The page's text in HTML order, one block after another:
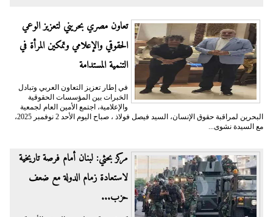
تعاون مصري بحريني لتعزيز الوعي
الحقوقي والإعلامي وتمكين المرأة في
التنمية المستدامة
في إطار تعزيز التعاون العربي وتبادل
الخبرات بين المؤسسات الحقوقية
والإعلامية، اجتمع الأمين العام لجمعية
البحرين لمراقبة حقوق الإنسان، السيد فيصل فولاذ ، صباح اليوم الأحد 2 نوفمبر 2025،
مع السيدة نشوى...
مركز بحثي: لبنان أمام فرصة تاريخية
لاستعادة زمام الدولة مع ضعف
حزب...